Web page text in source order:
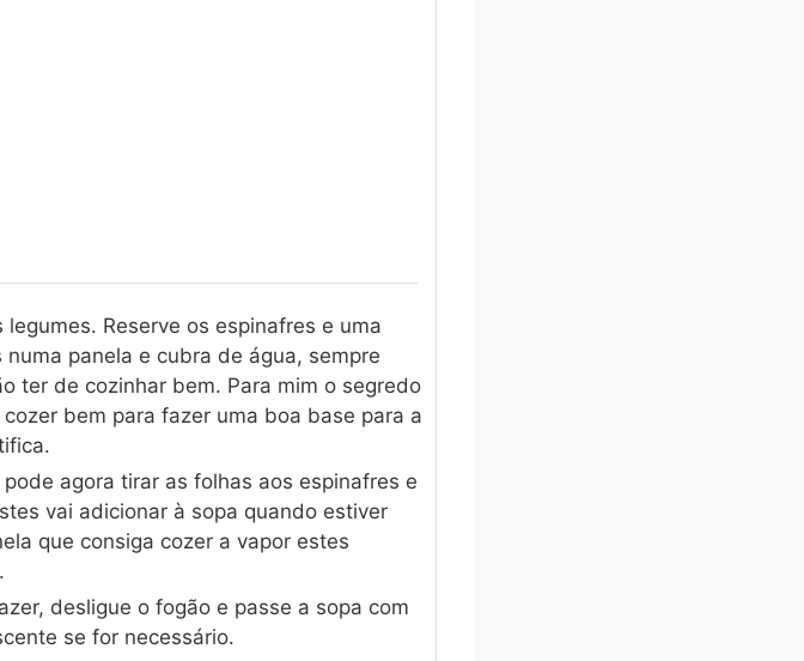
Reserve os espinafres e uma
panela e cubra de água, sempre
ter de cozinhar bem. Para mim o segredo
bem para fazer uma boa base para a
agora tirar as folhas aos espinafres e
vai adicionar à sopa quando estiver
que consiga cozer a vapor estes
desligue o fogão e passe a sopa com
se for necessário.